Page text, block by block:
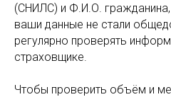
(СНИЛС) и Ф.И.О. гражданина,
ваши данные не стали
регулярно проверять
страховщике.
Чтобы проверить объём и